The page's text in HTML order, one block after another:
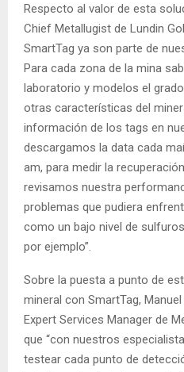
Respecto al valor de esta
Chief Metallugist de Lundin
SmartTag ya son parte de
Para cada zona de la mina
laboratorio y modelos el
otras características del
información de los tags en
descargamos la data cada
am, para medir la
revisamos nuestra
problemas que pudiera
como un bajo nivel de
por ejemplo”.
Sobre la puesta a punto de
mineral con SmartTag,
Expert Services Manager de
que “con nuestros
testear cada punto de